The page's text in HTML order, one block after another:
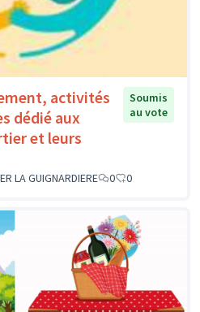
activités
dédié aux
et leurs
Soumis
au vote
LA GUIGNARDIERE 0 0